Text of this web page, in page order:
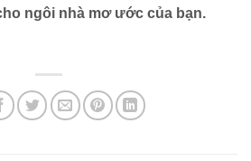
ngôi nhà mơ ước của bạn.